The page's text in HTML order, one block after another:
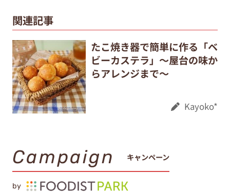
関連記事
たこ焼き器で簡単に作る「ベ
ビーカステラ」～屋台の味か
らアレンジまで～
Kayoko*
Campaign キャンペーン
by